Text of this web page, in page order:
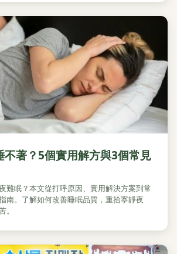
不著？5個實用解方與3個常見
難眠？本文從打呼原因、實用解決方案到常
南。了解如何改善睡眠品質，重拾寧靜夜